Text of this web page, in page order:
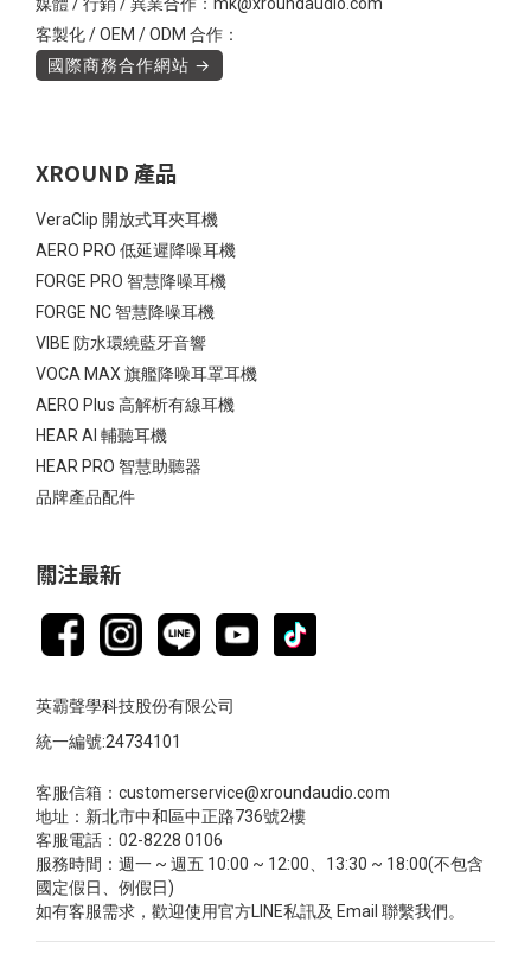
客製化 / OEM / ODM 合作：
國際商務合作網站 →
XROUND 產品
VeraClip 開放式耳夾耳機
AERO PRO 低延遲降噪耳機
FORGE PRO 智慧降噪耳機
FORGE NC 智慧降噪耳機
VIBE 防水環繞藍牙音響
VOCA MAX 旗艦降噪耳罩耳機
AERO Plus 高解析有線耳機
HEAR AI 輔聽耳機
HEAR PRO 智慧助聽器
品牌產品配件
關注最新
英霸聲學科技股份有限公司
統一編號:24734101
客服信箱：customerservice@xroundaudio.com
地址：新北市中和區中正路736號2樓
客服電話：02-8228 0106
服務時間：週一 ~ 週五 10:00 ~ 12:00、13:30 ~ 18:00(不包含
國定假日、例假日)
如有客服需求，歡迎使用官方LINE私訊及 Email 聯繫我們。